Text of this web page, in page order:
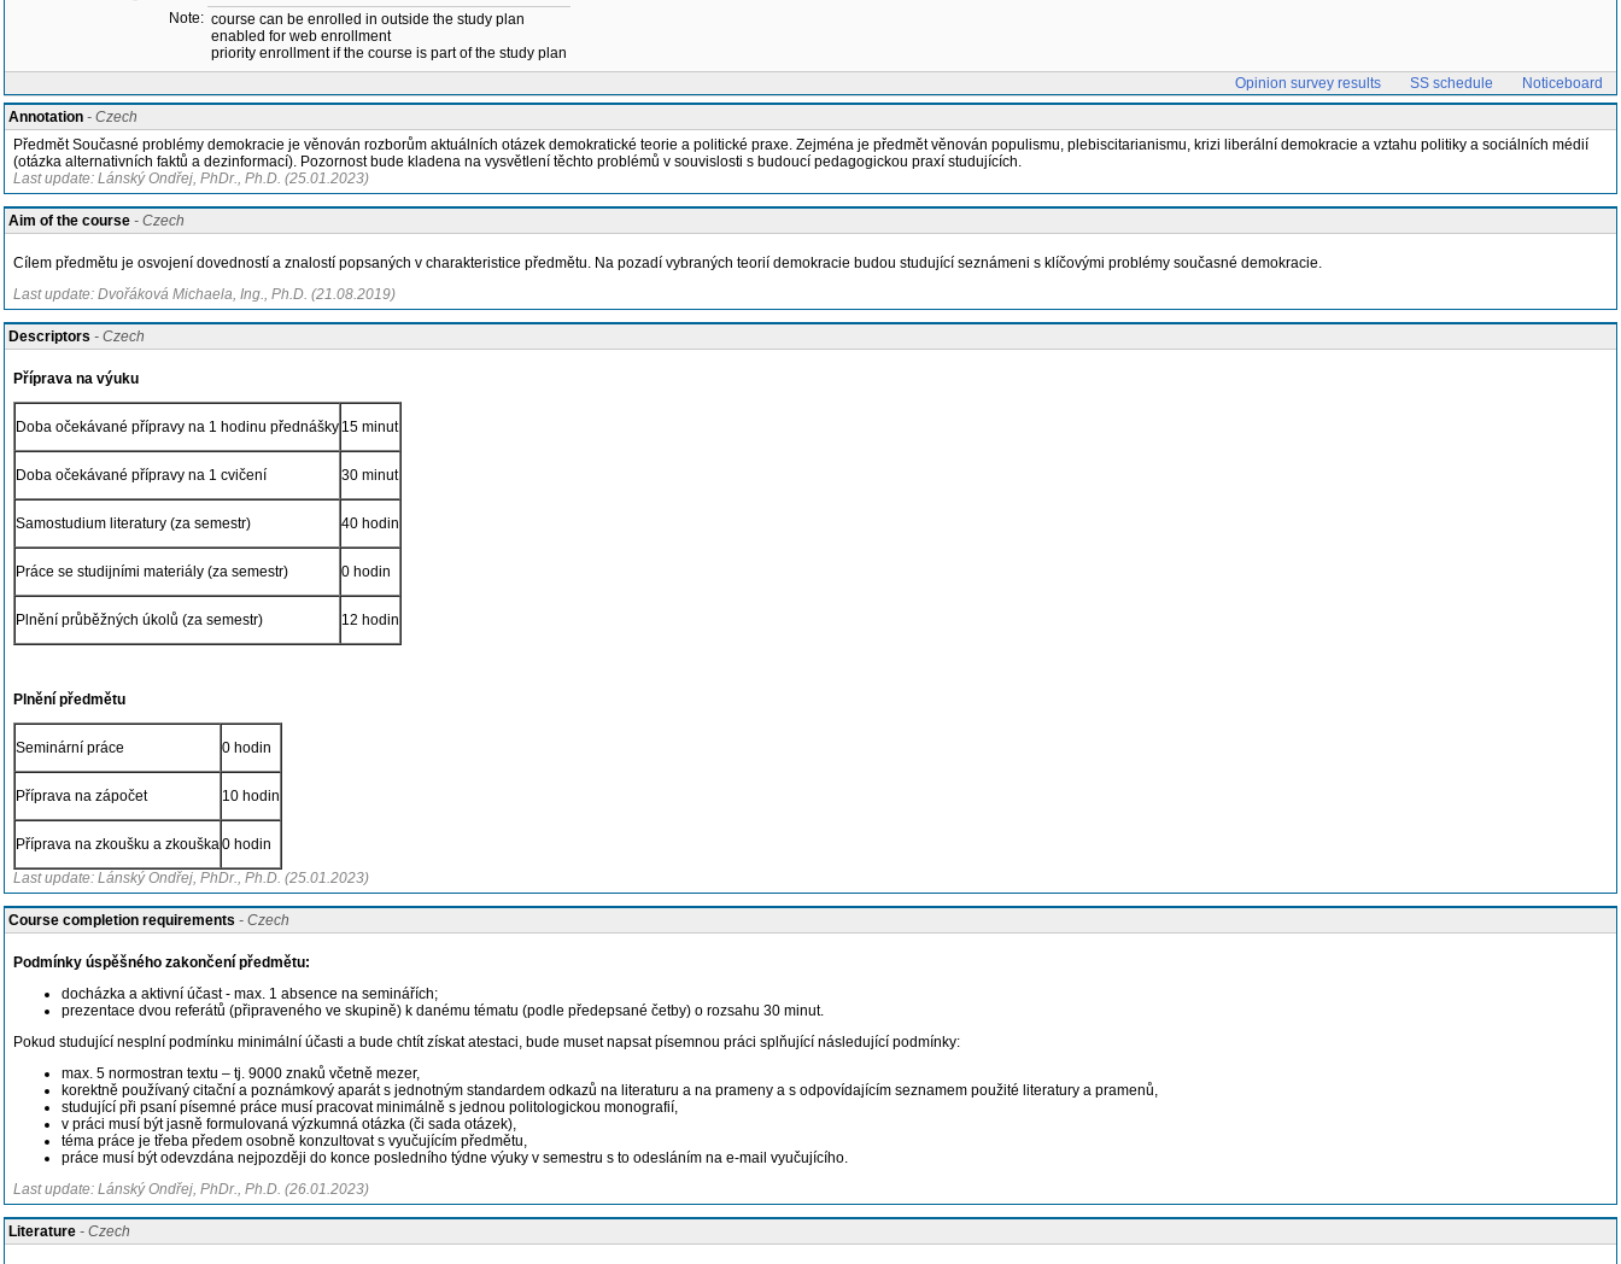
Note: course can be enrolled in outside the study plan
enabled for web enrollment
priority enrollment if the course is part of the study plan
Opinion survey results SS schedule
Noticeboard
Annotation - Czech
Předmět Současné problémy demokracie je věnován rozborům aktuálních otázek demokratické teorie a politické praxe. Zejména je předmět věnován populismu, plebiscitarianismu, krizi liberální demokracie a vztahu politiky a sociálních médií
(otázka alternativních faktů a dezinformací). Pozornost bude kladena na vysvětlení těchto problémů v souvislosti s budoucí pedagogickou praxí studujících.
Last update: Lánský Ondřej, PhDr., Ph.D. (25.01.2023)
Aim of the course - Czech
Cílem předmětu je osvojení dovedností a znalostí popsaných v charakteristice předmětu. Na pozadí vybraných teorií demokracie budou studující seznámeni s klíčovými problémy současné demokracie.
Last update: Dvořáková Michaela, Ing., Ph.D. (21.08.2019)
Descriptors - Czech
Příprava na výuku
Doba očekávané přípravy na 1 hodinu přednášky 15 minut
Doba očekávané přípravy na 1 cvičení 30 minut
Samostudium literatury (za semestr) 40 hodin
Práce se studijními materiály (za semestr) 0 hodin
Plnění průběžných úkolů (za semestr) 12 hodin
Plnění předmětu
Seminární práce 0 hodin
Příprava na zápočet 10 hodin
Příprava na zkoušku a zkouška0 hodin
Last update: Lánský Ondřej, PhDr., Ph.D. (25.01.2023)
Course completion requirements - Czech
Podmínky úspěšného zakončení předmětu:
docházka a aktivní účast - max. 1 absence na seminářích;
prezentace dvou referátů (připraveného ve skupině) k danému tématu (podle předepsané četby) o rozsahu 30 minut.
Pokud studující nesplní podmínku minimální účasti a bude chtít získat atestaci, bude muset napsat písemnou práci splňující následující podmínky:
max. 5 normostran textu – tj. 9000 znaků včetně mezer,
korektně používaný citační a poznámkový aparát s jednotným standardem odkazů na literaturu a na prameny a s odpovídajícím seznamem použité literatury a pramenů,
studující při psaní písemné práce musí pracovat minimálně s jednou politologickou monografií,
v práci musí být jasně formulovaná výzkumná otázka (či sada otázek),
téma práce je třeba předem osobně konzultovat s vyučujícím předmětu,
práce musí být odevzdána nejpozději do konce posledního týdne výuky v semestru s to odesláním na e-mail vyučujícího.
Last update: Lánský Ondřej, PhDr., Ph.D. (26.01.2023)
Literature - Czech